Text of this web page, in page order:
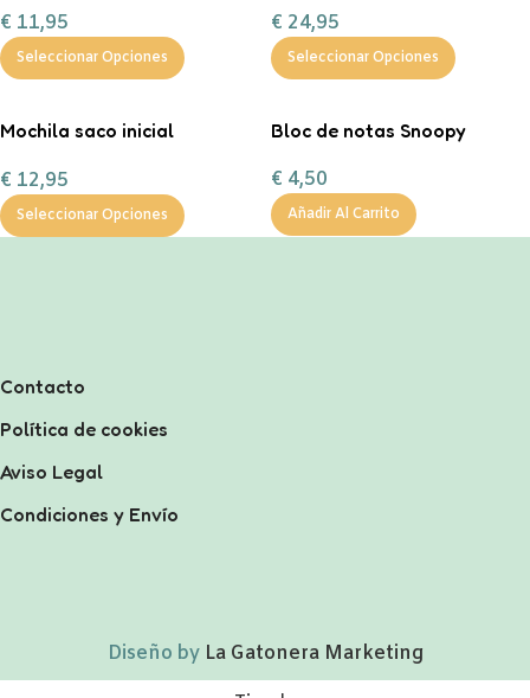
Magos”
€ 11,95
Seleccionar Opciones
€ 24,95
Seleccionar Opciones
Mochila saco inicial
€ 12,95
Seleccionar Opciones
Bloc de notas Snoopy
€ 4,50
Añadir Al Carrito
Contacto
Política de cookies
Aviso Legal
Condiciones y Envío
Diseño by La Gatonera Marketing